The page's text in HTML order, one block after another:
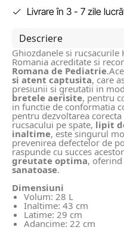
Livrare în 3 - 7 zile
Descriere
Ghiozdanele si
Romania acreditate si
Romana de Pediatrie
si atent captusita, care
presiunii si greutatii in
bretele aerisite, pentru
in functie de conformatia
pentru dezvoltarea
rucsacului pe spate, lipit
inaltime, este singurul
prevenirea defectelor de
raspunde cu succes
greutate optima, oferind
sanatoase.
Dimensiuni
Volum: 28 L
Inaltime: 43 cm
Latime: 29 cm
Adancime: 22 cm